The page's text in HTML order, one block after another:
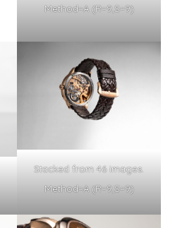
Method=A (R=9,S=9)
Stacked from 46 images.
Method=A (R=9,S=9)